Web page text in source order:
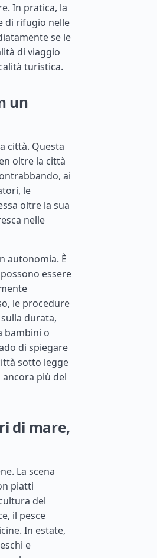
In pratica, la
di rifugio nelle
se le
di viaggio
turistica.
un
città. Questa
oltre la città
ai
le
oltre la sua
nelle
autonomia. È
essere
le procedure
durata,
bambini o
di spiegare
sotto legge
più del
di mare,
La scena
piatti
del
il pesce
In estate,
e